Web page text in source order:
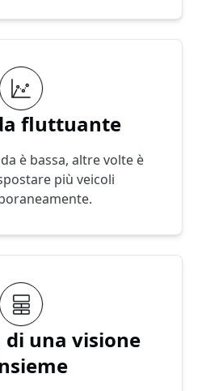
fluttuante
è bassa, altre volte è
più veicoli
di una visione